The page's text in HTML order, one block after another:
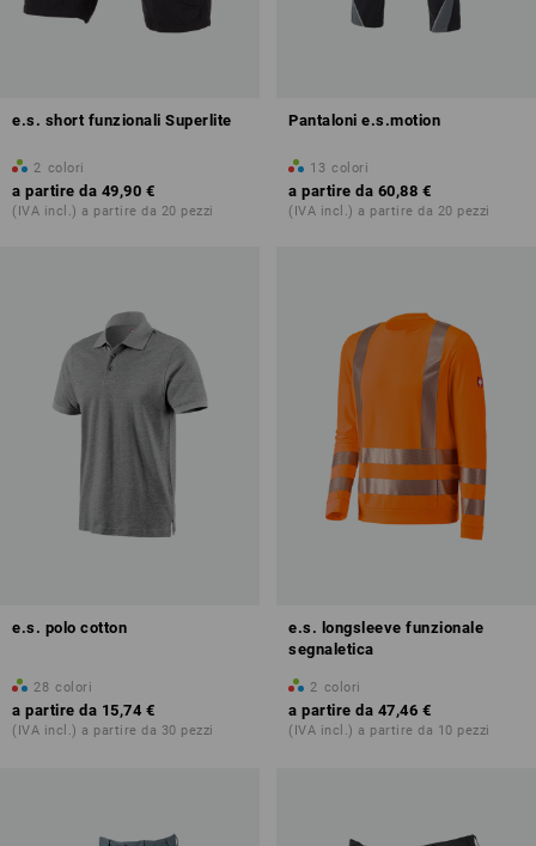
e.s. short funzionali Superlite
2 colori
a partire da 49,90 €
(IVA incl.) a partire da 20 pezzi
Pantaloni e.s.motion
13 colori
a partire da 60,88 €
(IVA incl.) a partire da 20 pezzi
e.s. polo cotton
28 colori
a partire da 15,74 €
(IVA incl.) a partire da 30 pezzi
e.s. longsleeve funzionale
segnaletica
2 colori
a partire da 47,46 €
(IVA incl.) a partire da 10 pezzi